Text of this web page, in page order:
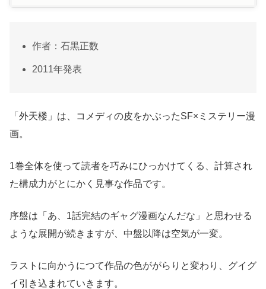
作者：石黒正数
2011年発表
「外天楼」は、コメディの皮をかぶったSF×ミステリー漫
画。
1巻全体を使って読者を巧みにひっかけてくる、計算され
た構成力がとにかく見事な作品です。
序盤は「あ、1話完結のギャグ漫画なんだな」と思わせる
ような展開が続きますが、中盤以降は空気が一変。
ラストに向かうにつて作品の色ががらりと変わり、グイグ
イ引き込まれていきます。